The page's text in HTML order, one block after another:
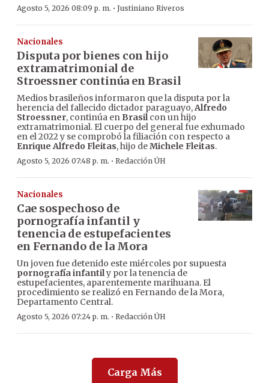
Agosto 5, 2026 08:09 p. m. · Justiniano Riveros
Nacionales
Disputa por bienes con hijo
extramatrimonial de
Stroessner continúa en Brasil
Medios brasileños informaron que la disputa por la
herencia del fallecido dictador paraguayo,Alfredo
Stroessner, continúa en Brasilcon un hijo
extramatrimonial. El cuerpo del general fue exhumado
en el 2022 y se comprobó la filiación con respecto a
Enrique Alfredo Fleitas, hijo deMichele Fleitas.
Agosto 5, 2026 07:48 p. m. · Redacción ÚH
Nacionales
Cae sospechoso de
pornografía infantil y
tenencia de estupefacientes
en Fernando de la Mora
Un joven fue detenido este miércoles por supuesta
pornografía infantily por la tenencia de
estupefacientes, aparentemente marihuana. El
procedimiento se realizó en Fernando de la Mora,
Departamento Central.
Agosto 5, 2026 07:24 p. m. · Redacción ÚH
Carga Más